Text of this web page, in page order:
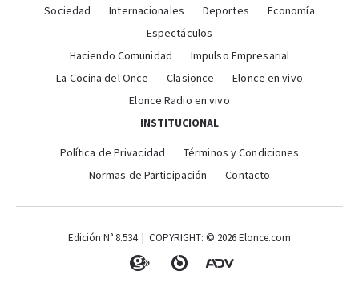
Sociedad
Internacionales Deportes
Economía
Espectáculos
Haciendo Comunidad
Impulso Empresarial
La Cocina del Once
Clasionce
Elonce en vivo
Elonce Radio en vivo
INSTITUCIONAL
Política de Privacidad
Términos y Condiciones
Normas de Participación
Contacto
Edición N° 8.534 | COPYRIGHT: © 2026 Elonce.com